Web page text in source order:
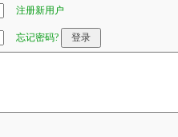
注册新用户
忘记密码?